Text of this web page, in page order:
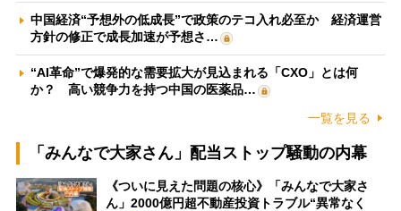
中国経済“予想外の低成長”で政策のテコ入れ必至か 経済運営
方針の修正で成長加速が予想さ…
“AI革命”で爆発的な需要拡大が見込まれる「CXO」とは何
か？ 高い競争力を持つ中国の医薬品…
一覧を見る
「みんなで大家さん」配当ストップ騒動の内幕
《ついに見えた問題の核心》「みんなで大家さ
ん」2000億円超不動産投資トラブル“異常なく